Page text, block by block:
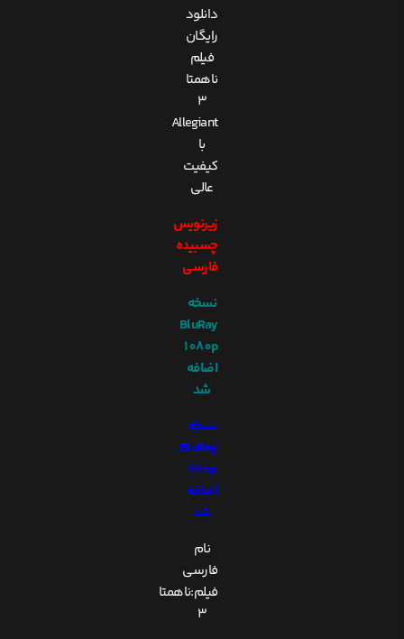
دانلود
رایگان
فیلم
ناهمتا
3
Allegiant
با
کیفیت
عالی
زیرنویس
چسبیده
فارسی
نسخه
BluRay
1080p
اضافه
شد
نسخه
BluRay
720p
اضافه
شد
نام
فارسی
فیلم:ناهمتا
3